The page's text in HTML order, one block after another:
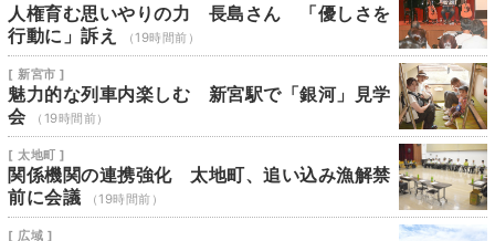
人権育む思いやりの力 長島さん 「優しさを
行動に」訴え
（19時間前）
[ 新宮市 ]
魅力的な列車内楽しむ 新宮駅で「銀河」見学
会
（19時間前）
[ 太地町 ]
関係機関の連携強化 太地町、追い込み漁解禁
前に会議
（19時間前）
[ 広域 ]